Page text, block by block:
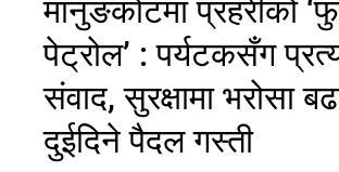
मानुङकोटमा प्रहरीको
पेट्रोल’ : पर्यटकसँग
संवाद, सुरक्षामा भरोसा
दुईदिने पैदल गस्ती